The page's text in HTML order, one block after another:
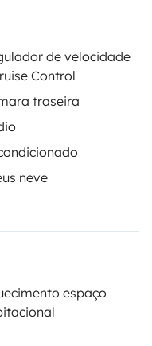
de velocidade
Control
traseira
neve
espaço
no Trusted